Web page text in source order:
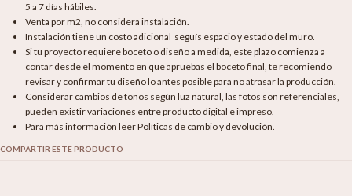
5 a 7 días hábiles.
Venta por m2, no considera instalación.
Instalación tiene un costo adicional seguís espacio y estado del muro.
Si tu proyecto requiere boceto o diseño a medida, este plazo comienza a
contar desde el momento en que apruebas el boceto final, te recomiendo
revisar y confirmar tu diseño lo antes posible para no atrasar la producción.
Considerar cambios de tonos según luz natural, las fotos son referenciales,
pueden existir variaciones entre producto digital e impreso.
Para más información leer Políticas de cambio y devolución.
COMPARTIR ESTE PRODUCTO